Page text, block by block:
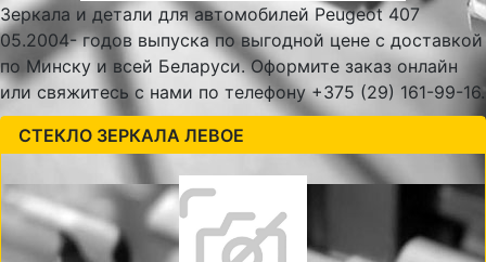
Зеркала и детали для автомобилей Peugeot 407
05.2004- годов выпуска по выгодной цене с доставкой
по Минску и всей Беларуси. Оформите заказ онлайн
или свяжитесь с нами по телефону +375 (29) 161-99-16.
СТЕКЛО ЗЕРКАЛА ЛЕВОЕ